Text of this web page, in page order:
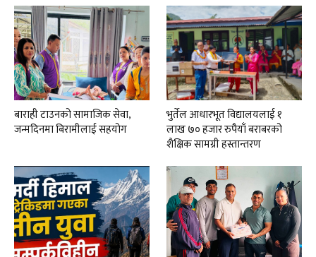
बाराही टाउनको सामाजिक सेवा,
जन्मदिनमा बिरामीलाई सहयोग
भुर्तेल आधारभूत विद्यालयलाई १
लाख ७० हजार रुपैयाँ बराबरको
शैक्षिक सामग्री हस्तान्तरण